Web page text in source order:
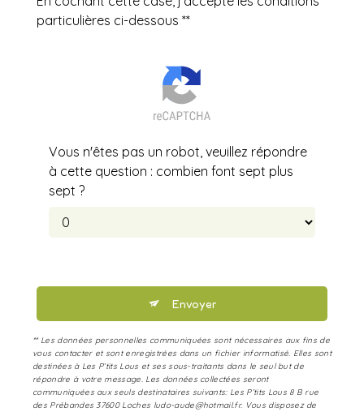
particulières ci-dessous **
Vous n'êtes pas un robot, veuillez répondre
à cette question : combien font sept plus
sept ?
Envoyer
** Les données personnelles communiquées sont nécessaires aux fins de
vous contacter et sont enregistrées dans un fichier informatisé. Elles sont
destinées à Les P’tits Lous et ses sous-traitants dans le seul but de
répondre à votre message. Les données collectées seront
communiquées aux seuls destinataires suivants: Les P’tits Lous 8 B rue
des Prébandes 37600 Loches ludo-aude@hotmail.fr. Vous disposez de